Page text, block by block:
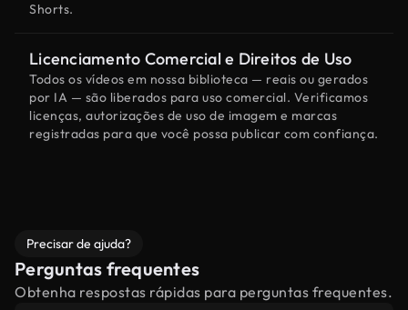
Shorts.
Licenciamento Comercial e Direitos de Uso
Todos os vídeos em nossa biblioteca — reais ou gerados
por IA — são liberados para uso comercial. Verificamos
licenças, autorizações de uso de imagem e marcas
registradas para que você possa publicar com confiança.
Precisar de ajuda?
Perguntas frequentes
Obtenha respostas rápidas para perguntas frequentes.